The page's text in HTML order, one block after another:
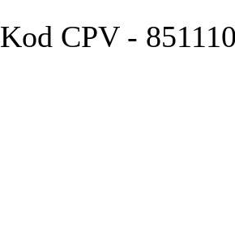
Kod CPV -